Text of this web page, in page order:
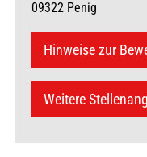
09322 Penig
Hinweise zur
Weitere